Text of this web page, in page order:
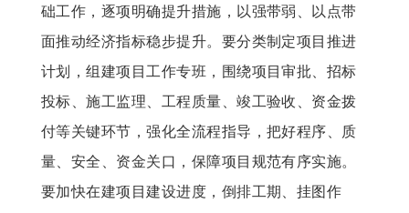
础工作，逐项明确提升措施，以强带弱、以点带
面推动经济指标稳步提升。要分类制定项目推进
计划，组建项目工作专班，围绕项目审批、招标
投标、施工监理、工程质量、竣工验收、资金拨
付等关键环节，强化全流程指导，把好程序、质
量、安全、资金关口，保障项目规范有序实施。
要加快在建项目建设进度，倒排工期、挂图作